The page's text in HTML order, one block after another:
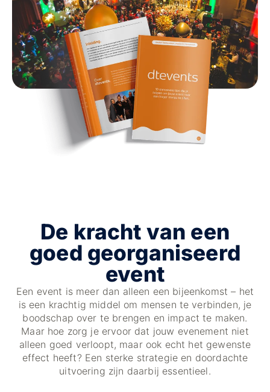
De kracht van een
goed georganiseerd
event
Een event is meer dan alleen een bijeenkomst – het
is een krachtig middel om mensen te verbinden, je
boodschap over te brengen en impact te maken.
Maar hoe zorg je ervoor dat jouw evenement niet
alleen goed verloopt, maar ook echt het gewenste
effect heeft? Een sterke strategie en doordachte
uitvoering zijn daarbij essentieel.